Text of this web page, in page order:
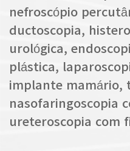
nefroscópio
ductoscopia,
urológica,
plástica,
implante mamário,
nasofaringoscopia
ureteroscopia com